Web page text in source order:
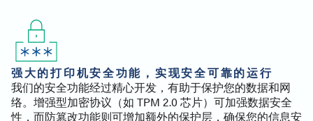
强大的打印机安全功能，实现安全可靠的运行
我们的安全功能经过精心开发，有助于保护您的数据和网
络。增强型加密协议（如 TPM 2.0 芯片）可加强数据安全
性，而防篡改功能则可增加额外的保护层，确保您的信息安